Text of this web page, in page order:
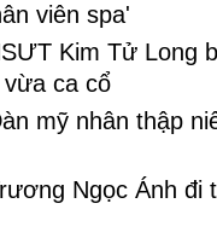
viên spa'
Kim Tử Long
ca cổ
mỹ nhân thập
Ngọc Ánh đi